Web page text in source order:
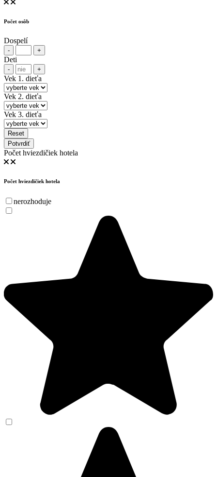
Počet osôb
Dospelí
- +
Deti
- +
Vek 1. dieťa
Vek 2. dieťa
Vek 3. dieťa
Reset
Potvrdiť
Počet hviezdičiek hotela
Počet hviezdičiek hotela
nerozhoduje